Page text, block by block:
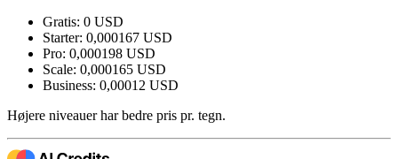
Gratis: 0 USD
Starter: 0,000167 USD
Pro: 0,000198 USD
Scale: 0,000165 USD
Business: 0,00012 USD
Højere niveauer har bedre pris pr. tegn.